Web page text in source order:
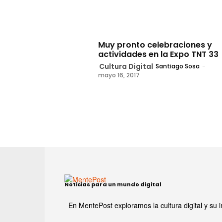
Muy pronto celebraciones y
actividades en la Expo TNT 33
Cultura Digital Santiago Sosa -
mayo 16, 2017
Noticias para un mundo digital
En MentePost exploramos la cultura digital y su